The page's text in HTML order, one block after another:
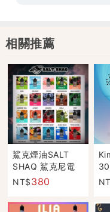
相關推薦
鯊克煙油SALT
SHAQ 鯊克尼電
子煙煙油
NT$380